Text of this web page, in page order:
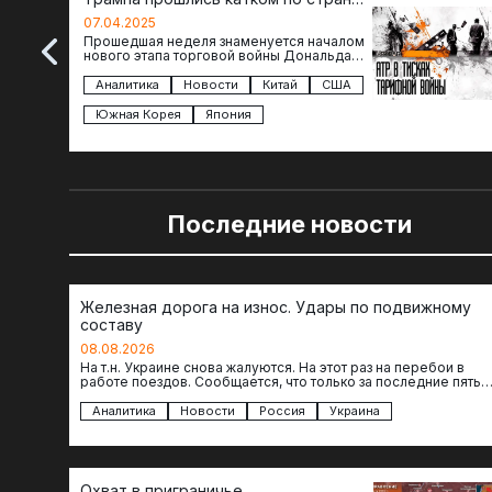
региона
07.04.2025
Прошедшая неделя знаменуется началом
нового этапа торговой войны Дональда
импорта из более 100 стран…
Аналитика Новости Китай
США
Южная Корея
Япония
Последние новости
Железная дорога на износ. Удары по подвижному
составу
08.08.2026
На т.н. Украине снова жалуются. На этот раз на перебои в
работе поездов. Сообщается, что только за последние пять
Аналитика Новости Россия Украина